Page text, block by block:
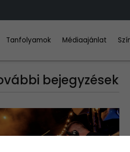
Tanfolyamok Médiaajánlat
bejegyzések